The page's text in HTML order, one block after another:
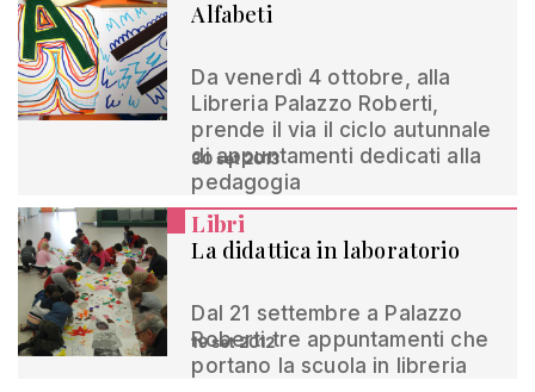
Alfabeti
Da venerdì 4 ottobre, alla
Libreria Palazzo Roberti,
prende il via il ciclo autunnale
di appuntamenti dedicati alla
pedagogia
30 set 2013
Libri
La didattica in laboratorio
Dal 21 settembre a Palazzo
Roberti tre appuntamenti che
portano la scuola in libreria
19 set 2012